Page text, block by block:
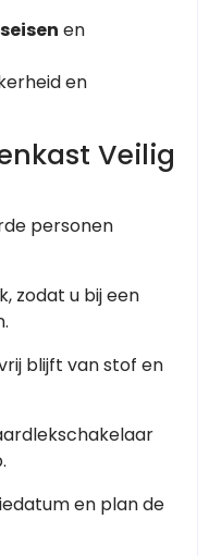
en
en
Veilig
personen
zodat u bij een
blijft van stof en
en plan de